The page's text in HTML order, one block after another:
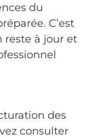
du
C’est
reste à jour et
des
consulter